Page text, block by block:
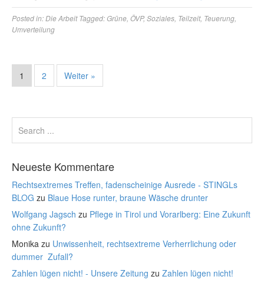
Posted in:Die Arbeit Tagged:Grüne ÖVP, Soziales Teilzeit, Teuerung
Umverteilung
1 2 Weiter »
Neueste Kommentare
Rechtsextremes Treffen, fadenscheinige Ausrede - STINGLs
BLOG zu Blaue Hose runter, braune Wäsche drunter
Wolfgang Jagsch zu Pflege in Tirol und Vorarlberg: Eine Zukunft
ohne Zukunft?
Monika zu Unwissenheit, rechtsextreme Verherrlichung oder
dummer Zufall?
Zahlen lügen nicht! - Unsere Zeitung zu Zahlen lügen nicht!